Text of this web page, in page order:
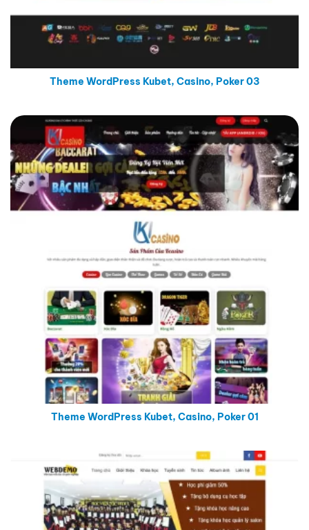
Theme WordPress Kubet, Casino, Poker 03
Theme WordPress Kubet, Casino, Poker 01